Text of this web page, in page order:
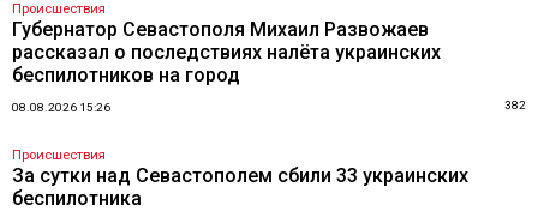
Происшествия
Губернатор Севастополя Михаил Развожаев
рассказал о последствиях налёта украинских
беспилотников на город
08.08.2026 15:26 382
Происшествия
За сутки над Севастополем сбили 33 украинских
беспилотника